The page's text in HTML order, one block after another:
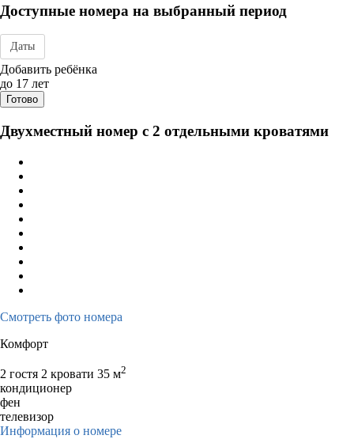
Доступные номера на выбранный период
Даты
Дата заезда - отъезда
Добавить ребёнка
до 17 лет
Готово
Двухместный номер с 2 отдельными кроватями
Смотреть фото номера
Комфорт
2 гостя 2 кровати 35 м2
кондиционер
фен
телевизор
Информация о номере